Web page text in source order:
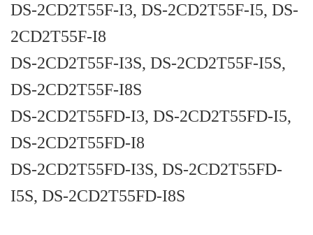
DS-2CD2T55F-I3, DS-2CD2T55F-I5, DS-
2CD2T55F-I8
DS-2CD2T55F-I3S, DS-2CD2T55F-I5S,
DS-2CD2T55F-I8S
DS-2CD2T55FD-I3, DS-2CD2T55FD-I5,
DS-2CD2T55FD-I8
DS-2CD2T55FD-I3S, DS-2CD2T55FD-
I5S, DS-2CD2T55FD-I8S